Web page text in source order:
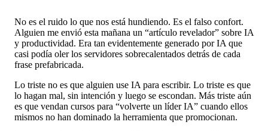
No es el ruido lo que nos está hundiendo. Es el falso confort.
Alguien me envió esta mañana un “artículo revelador” sobre IA
y productividad. Era tan evidentemente generado por IA que
casi podía oler los servidores sobrecalentados detrás de cada
frase prefabricada.
Lo triste no es que alguien use IA para escribir. Lo triste es que
lo hagan mal, sin intención y luego se escondan. Más triste aún
es que vendan cursos para “volverte un líder IA” cuando ellos
mismos no han dominado la herramienta que promocionan.